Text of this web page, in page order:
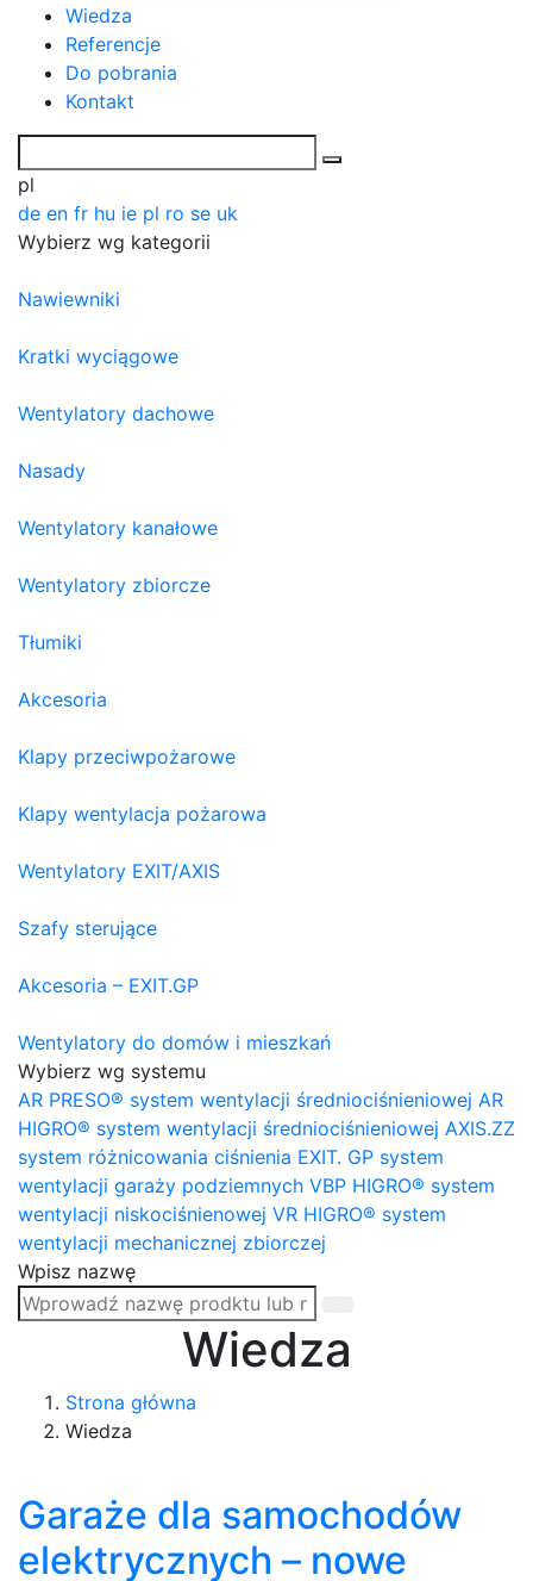
Wiedza
Referencje
Do pobrania
Kontakt
pl
de en fr hu ie pl ro se uk
Wybierz wg kategorii
Nawiewniki
Kratki wyciągowe
Wentylatory dachowe
Nasady
Wentylatory kanałowe
Wentylatory zbiorcze
Tłumiki
Akcesoria
Klapy przeciwpożarowe
Klapy wentylacja pożarowa
Wentylatory EXIT/AXIS
Szafy sterujące
Akcesoria – EXIT.GP
Wentylatory do domów i mieszkań
Wybierz wg systemu
AR PRESO® system wentylacji średniociśnieniowej AR
HIGRO® system wentylacji średniociśnieniowej AXIS.ZZ
system różnicowania ciśnienia EXIT. GP system
wentylacji garaży podziemnych VBP HIGRO® system
wentylacji niskociśnienowej VR HIGRO® system
wentylacji mechanicznej zbiorczej
Wpisz nazwę
Wiedza
Strona główna
Wiedza
Garaże dla samochodów
elektrycznych – nowe